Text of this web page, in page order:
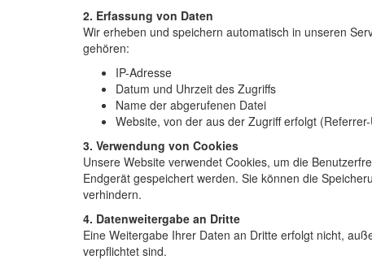
2. Erfassung von Daten
Wir erheben und speichern automatisch in unseren
gehören:
IP-Adresse
Datum und Uhrzeit des Zugriffs
Name der abgerufenen Datei
Website, von der aus der Zugriff erfolgt
3. Verwendung von Cookies
Unsere Website verwendet Cookies, um die
Endgerät gespeichert werden. Sie können die
verhindern.
4. Datenweitergabe an Dritte
Eine Weitergabe Ihrer Daten an Dritte erfolgt nicht,
verpflichtet sind.